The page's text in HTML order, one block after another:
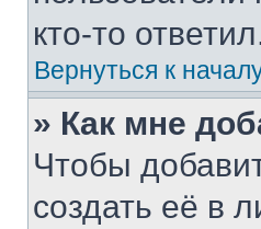
кто-то
Вернуться к
» Как мне
Чтобы
создать её в